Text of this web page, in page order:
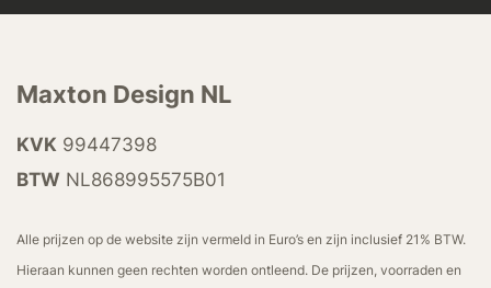
Maxton Design NL
KVK 99447398
BTW NL868995575B01
Alle prijzen op de website zijn vermeld in Euro’s en zijn inclusief 21% BTW.
Hieraan kunnen geen rechten worden ontleend. De prijzen, voorraden en